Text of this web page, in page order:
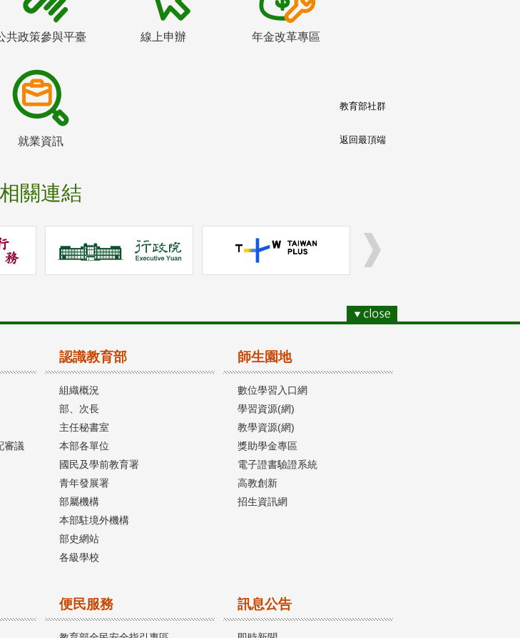
共政策參與平臺 線上申辦 年金改革專區
就業資訊
相關連結
教育部社群
返回最頂端
審議
認識教育部
組織概況
部、次長
主任秘書室
本部各單位
國民及學前教育署
青年發展署
部屬機構
本部駐境外機構
部史網站
各級學校
師生園地
數位學習入口網
學習資源(網)
教學資源(網)
獎助學金專區
電子證書驗證系統
高教創新
招生資訊網
便民服務 訊息公告